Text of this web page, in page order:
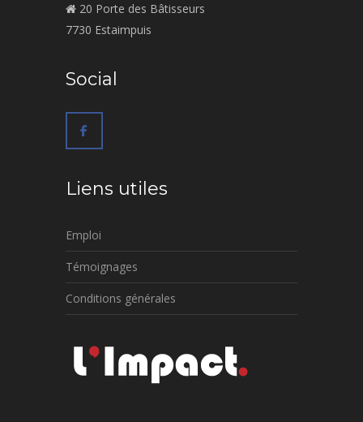
20 Porte des Bâtisseurs
7730 Estaimpuis
Social
Liens utiles
Emploi
Témoignages
Conditions générales